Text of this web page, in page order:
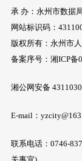
承 办：永州市数据
网站标识码：
版权所有：永州市
备案序号： 湘ICP备
湘公网安备
E-mail：
联系电话：0746-